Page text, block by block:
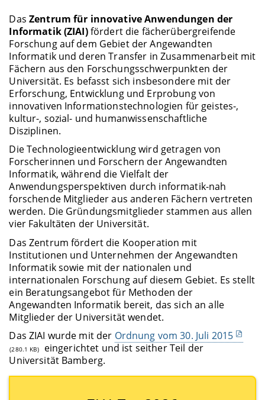
Das Zentrum für innovative Anwendungen der
Informatik (ZIAI)fördert die fächerübergreifende
Forschung auf dem Gebiet der Angewandten
Informatik und deren Transfer in Zusammenarbeit mit
Fächern aus den Forschungsschwerpunkten der
Universität. Es befasst sich insbesondere mit der
Erforschung, Entwicklung und Erprobung von
innovativen Informationstechnologien für geistes-,
kultur-, sozial- und humanwissenschaftliche
Disziplinen.
Die Technologieentwicklung wird getragen von
Forscherinnen und Forschern der Angewandten
Informatik, während die Vielfalt der
Anwendungsperspektiven durch informatik-nah
forschende Mitglieder aus anderen Fächern vertreten
werden. Die Gründungsmitglieder stammen aus allen
vier Fakultäten der Universität.
Das Zentrum fördert die Kooperation mit
Institutionen und Unternehmen der Angewandten
Informatik sowie mit der nationalen und
internationalen Forschung auf diesem Gebiet. Es stellt
ein Beratungsangebot für Methoden der
Angewandten Informatik bereit, das sich an alle
Mitglieder der Universität wendet.
Das ZIAI wurde mit der Ordnung vom 30. Juli 2015
(280.1 KB)
eingerichtet und ist seither Teil der
Universität Bamberg.